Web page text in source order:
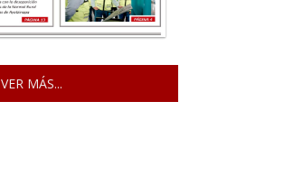
VER MÁS...